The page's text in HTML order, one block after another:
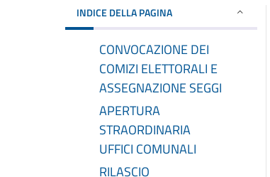
INDICE DELLA PAGINA
CONVOCAZIONE DEI
COMIZI ELETTORALI E
ASSEGNAZIONE SEGGI
APERTURA
STRAORDINARIA
UFFICI COMUNALI
RILASCIO